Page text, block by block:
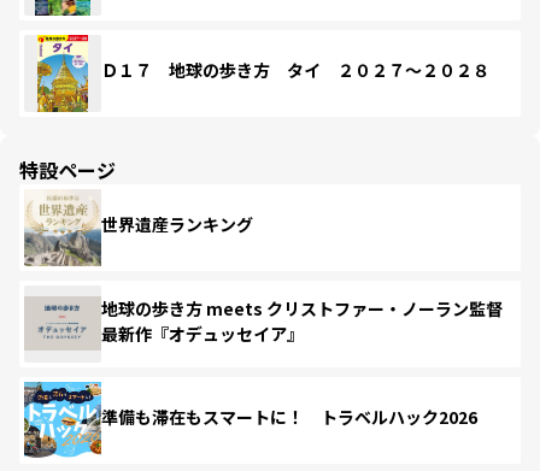
Ｄ１７ 地球の歩き方 タイ ２０２７～２０２８
特設ページ
世界遺産ランキング
地球の歩き方 meets クリストファー・ノーラン監督
最新作『オデュッセイア』
準備も滞在もスマートに！ トラベルハック2026